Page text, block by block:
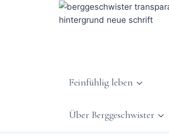
Feinfühlig leben
Über Berggeschwister